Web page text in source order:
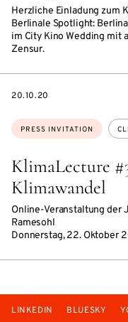
Herzliche Einladung zum
Berlinale Spotlight:
im City Kino Wedding mit
Zensur.
KlimaLecture
Klimawandel
Online-Veranstaltung der
Ramesohl
Donnerstag, 22. Oktober
Topics:
PRESS INVITATION
DATE
20.10.20
LINKEDIN BLUESKY